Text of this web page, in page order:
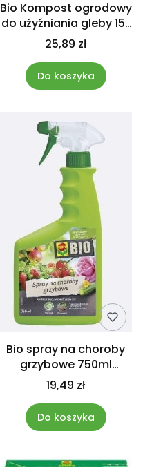
Bio Kompost ogrodowy
do użyźniania gleby 15L
Compo
25,89 zł
Do koszyka
Bio spray na choroby
grzybowe 750ml
Compo
19,49 zł
Do koszyka